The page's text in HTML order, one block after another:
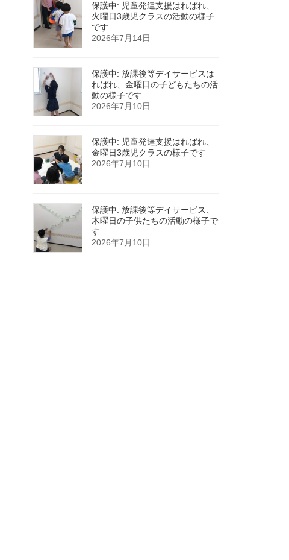
保護中: 児童発達支援はればれ、
火曜日3歳児クラスの活動の様子
です
2026年7月14日
保護中: 放課後等デイサービスは
ればれ、金曜日の子どもたちの活
動の様子です
2026年7月10日
保護中: 児童発達支援はればれ、
金曜日3歳児クラスの様子です
2026年7月10日
保護中: 放課後等デイサービス、
木曜日の子供たちの活動の様子で
す
2026年7月10日